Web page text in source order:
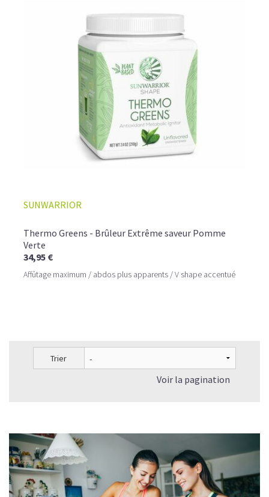
SUNWARRIOR
Thermo Greens - Brûleur Extrême saveur Pomme
Verte
34,95 €
Affûtage maximum / abdos plus apparents / V shape accentué
Trier
Voir la pagination